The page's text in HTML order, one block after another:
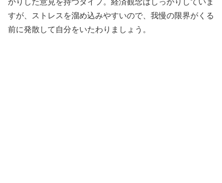
すが、ストレスを溜め込みやすいので、我慢の限界がくる
前に発散して自分をいたわりましょう。